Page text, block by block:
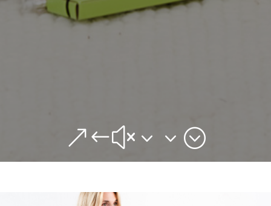
&#x33;